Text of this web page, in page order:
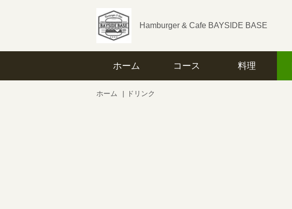
Hamburger & Cafe BAYSIDE BASE
ホーム コース 料理
ホーム ドリンク